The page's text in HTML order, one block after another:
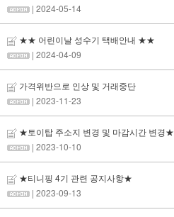
| 2024-05-14
★★ 어린이날 성수기 택배안내 ★★
| 2024-04-09
가격위반으로 인상 및 거래중단
| 2023-11-23
★토이탑 주소지 변경 및 마감시간 변경★
| 2023-10-10
★티니핑 4기 관련 공지사항★
| 2023-09-13